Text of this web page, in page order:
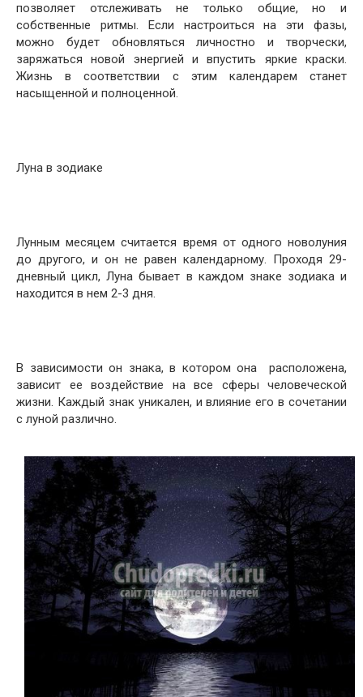
позволяет отслеживать не только общие, но и
собственные ритмы. Если настроиться на эти фазы,
можно будет обновляться личностно и творчески,
заряжаться новой энергией и впустить яркие краски.
Жизнь в соответствии с этим календарем станет
насыщенной и полноценной.
Луна в зодиаке
Лунным месяцем считается время от одного новолуния
до другого, и он не равен календарному. Проходя 29-
дневный цикл, Луна бывает в каждом знаке зодиака и
находится в нем 2-3 дня.
В зависимости он знака, в котором она расположена,
зависит ее воздействие на все сферы человеческой
жизни. Каждый знак уникален, и влияние его в сочетании
с луной различно.